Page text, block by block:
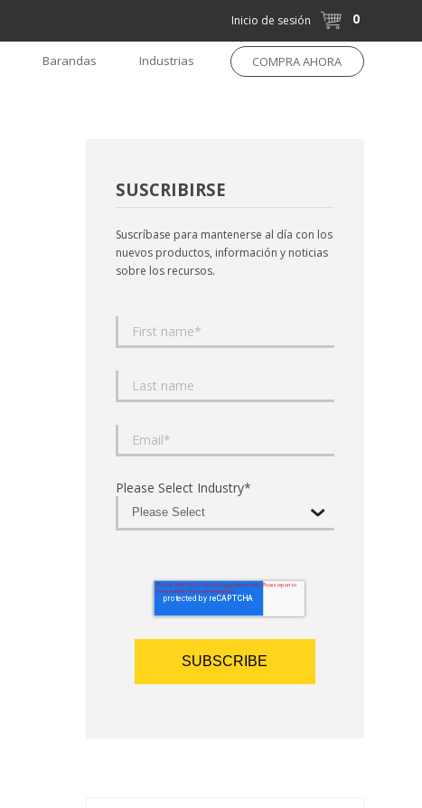
Inicio de sesión 0
Barandas Industrias COMPRA AHORA
SUSCRIBIRSE
Suscríbase para mantenerse al día con los
nuevos productos, información y noticias
sobre los recursos.
Please Select Industry*